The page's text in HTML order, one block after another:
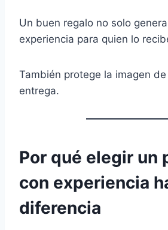
Un buen regalo no solo
experiencia para quien lo
También protege la imagen
entrega.
Por qué elegir un
con experiencia
diferencia